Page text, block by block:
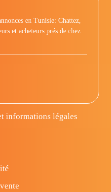
en Tunisie: Chattez,
et acheteurs prés de chez
informations légales